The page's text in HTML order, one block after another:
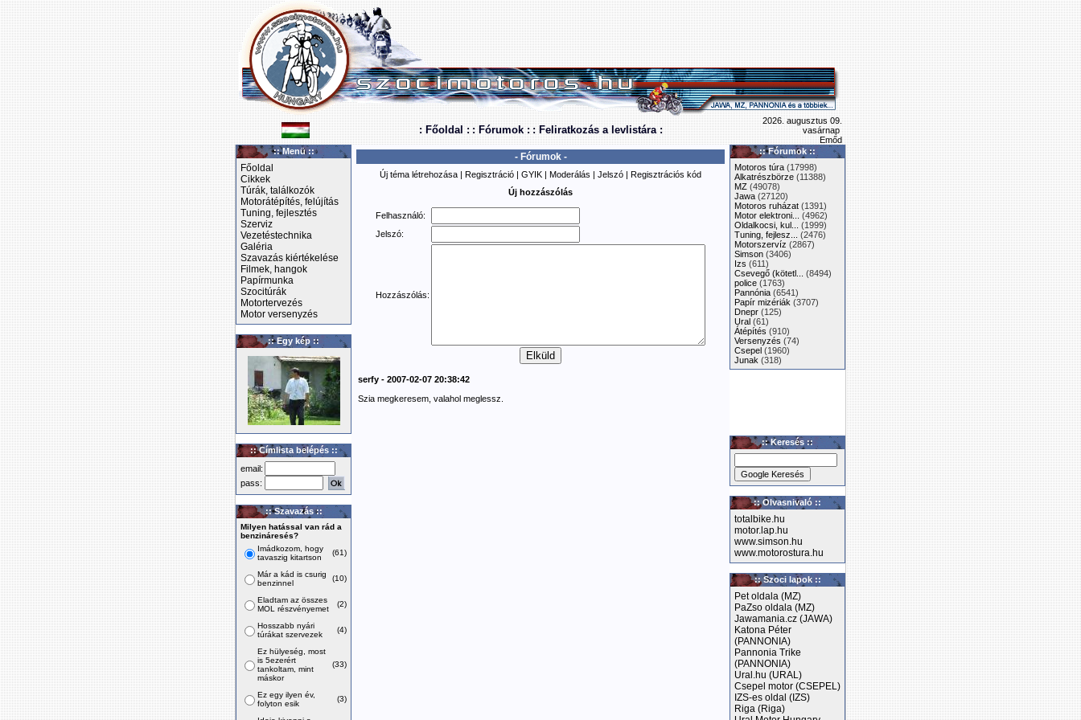
: Főoldal : : Fórumok : : Feliratkozás a levlistára :
2026. augusztus 09.
vasárnap
Emőd
:: Menü ::
Főoldal
Cikkek
Túrák, találkozók
Motorátépítés, felújítás
Tuning, fejlesztés
Szerviz
Vezetéstechnika
Galéria
Szavazás kiértékelése
Filmek, hangok
Papírmunka
Szocitúrák
Motortervezés
Motor versenyzés
:: Egy kép ::
:: Címlista belépés ::
email:
pass:
:: Szavazás ::
Milyen hatással van rád a
benzináresés?
Imádkozom, hogy
tavaszig kitartson
(61)
Már a kád is csurig
benzinnel
(10)
Eladtam az összes
MOL részvényemet
(2)
Hosszabb nyári
túrákat szervezek
(4)
Ez hülyeség, most
is 5ezerért
tankoltam, mint
máskor
(33)
Ez egy ilyen év,
folyton esik
(3)
- Fórumok -
Új téma létrehozása | Regisztráció | GYIK | Moderálás | Jelszó | Regisztrációs kód
Új hozzászólás
Felhasználó:
Jelszó:
Hozzászólás:
serfy - 2007-02-07 20:38:42
Szia megkeresem, valahol meglessz.
:: Fórumok ::
Motoros túra (17998)
Alkatrészbörze (11388)
MZ (49078)
Jawa (27120)
Motoros ruházat (1391)
Motor elektroni...
(4962)
Oldalkocsi, kul...
(1999)
Tuning, fejlesz...
(2476)
Motorszervíz (2867)
Simson (3406)
Izs (611)
Csevegő (kötetl...
(8494)
police (1763)
Pannónia (6541)
Papír mizériák (3707)
Dnepr (125)
Ural (61)
Átépítés (910)
Versenyzés (74)
Csepel (1960)
Junak (318)
:: Keresés ::
:: Olvasnivaló ::
totalbike.hu
motor.lap.hu
www.simson.hu
www.motorostura.hu
:: Szoci lapok ::
Pet oldala (MZ)
PaZso oldala (MZ)
Jawamania.cz (JAWA)
Katona Péter
(PANNONIA)
Pannonia Trike
(PANNONIA)
Ural.hu (URAL)
Csepel motor (CSEPEL)
IZS-es oldal (IZS)
Riga (Riga)